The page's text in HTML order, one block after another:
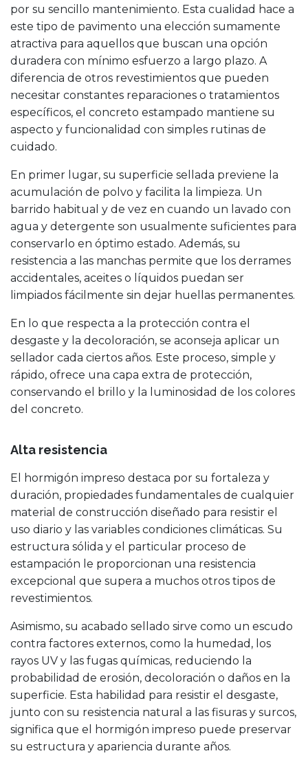
por su sencillo mantenimiento. Esta cualidad hace a
este tipo de pavimento una elección sumamente
atractiva para aquellos que buscan una opción
duradera con mínimo esfuerzo a largo plazo. A
diferencia de otros revestimientos que pueden
necesitar constantes reparaciones o tratamientos
específicos, el concreto estampado mantiene su
aspecto y funcionalidad con simples rutinas de
cuidado.
En primer lugar, su superficie sellada previene la
acumulación de polvo y facilita la limpieza. Un
barrido habitual y de vez en cuando un lavado con
agua y detergente son usualmente suficientes para
conservarlo en óptimo estado. Además, su
resistencia a las manchas permite que los derrames
accidentales, aceites o líquidos puedan ser
limpiados fácilmente sin dejar huellas permanentes.
En lo que respecta a la protección contra el
desgaste y la decoloración, se aconseja aplicar un
sellador cada ciertos años. Este proceso, simple y
rápido, ofrece una capa extra de protección,
conservando el brillo y la luminosidad de los colores
del concreto.
Alta resistencia
El hormigón impreso destaca por su fortaleza y
duración, propiedades fundamentales de cualquier
material de construcción diseñado para resistir el
uso diario y las variables condiciones climáticas. Su
estructura sólida y el particular proceso de
estampación le proporcionan una resistencia
excepcional que supera a muchos otros tipos de
revestimientos.
Asimismo, su acabado sellado sirve como un escudo
contra factores externos, como la humedad, los
rayos UV y las fugas químicas, reduciendo la
probabilidad de erosión, decoloración o daños en la
superficie. Esta habilidad para resistir el desgaste,
junto con su resistencia natural a las fisuras y surcos,
significa que el hormigón impreso puede preservar
su estructura y apariencia durante años.